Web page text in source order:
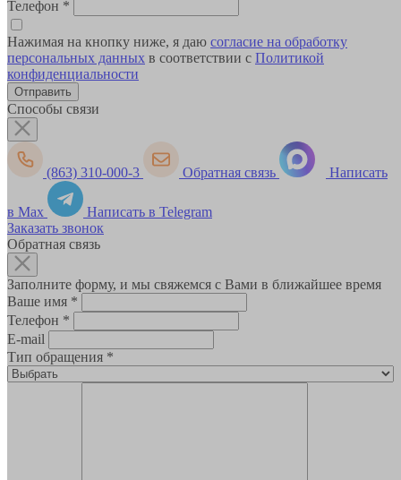
Телефон *
Нажимая на кнопку ниже, я даю согласие на обработку
персональных данных в соответствии с Политикой
конфиденциальности
Способы связи
(863) 310-000-3 Обратная связь Написать
в Max
Написать в Telegram
Заказать звонок
Обратная связь
Заполните форму, и мы свяжемся с Вами в ближайшее время
Ваше имя *
Телефон *
E-mail
Тип обращения *